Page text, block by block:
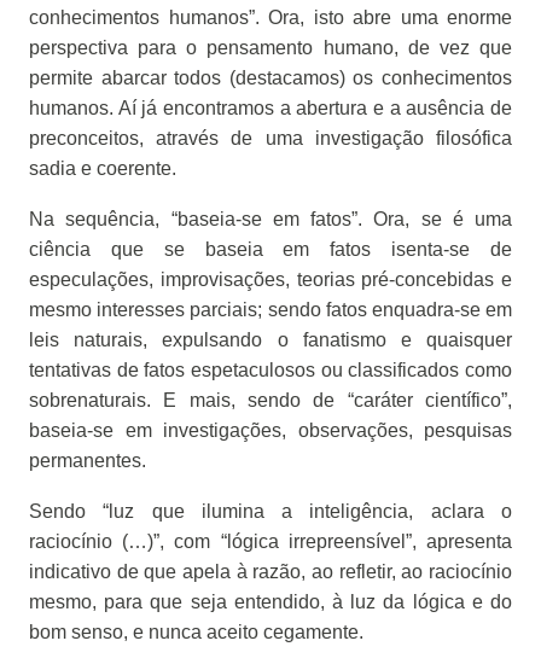
conhecimentos humanos”. Ora, isto abre uma enorme
perspectiva para o pensamento humano, de vez que
permite abarcar todos (destacamos) os conhecimentos
humanos. Aí já encontramos a abertura e a ausência de
preconceitos, através de uma investigação filosófica
sadia e coerente.
Na sequência, “baseia-se em fatos”. Ora, se é uma
ciência que se baseia em fatos isenta-se de
especulações, improvisações, teorias pré-concebidas e
mesmo interesses parciais; sendo fatos enquadra-se em
leis naturais, expulsando o fanatismo e quaisquer
tentativas de fatos espetaculosos ou classificados como
sobrenaturais. E mais, sendo de “caráter científico”,
baseia-se em investigações, observações, pesquisas
permanentes.
Sendo “luz que ilumina a inteligência, aclara o
raciocínio (…)”, com “lógica irrepreensível”, apresenta
indicativo de que apela à razão, ao refletir, ao raciocínio
mesmo, para que seja entendido, à luz da lógica e do
bom senso, e nunca aceito cegamente.